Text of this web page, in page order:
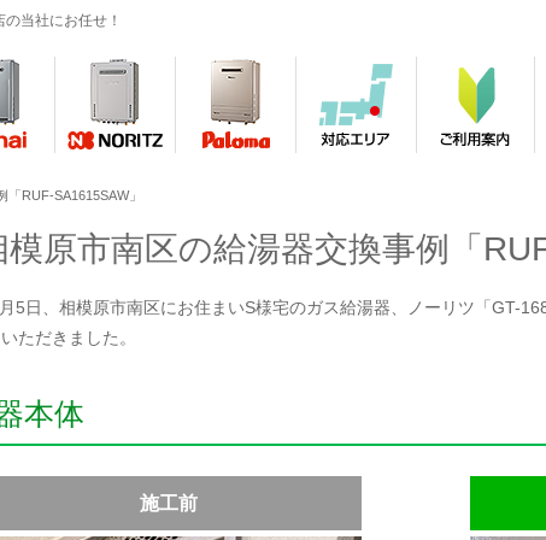
当社にお任せ！
RUF-SA1615SAW」
模原市南区の給湯器交換事例「
5日、相模原市南区にお住まいS様宅のガス給湯器、ノーリツ「GT-
ただきました。
本体
施工前